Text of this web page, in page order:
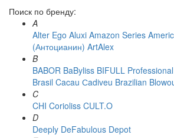
Поиск по бренду:
A
Alter Ego Aluxi Amazon Series
(Антоцианин) ArtAlex
B
BABOR BaByliss BIFULL Professional
Brasil Cacau Сadiveu Brazilian
C
CHI Corioliss CULT.O
D
Deeply DeFabulous Depot